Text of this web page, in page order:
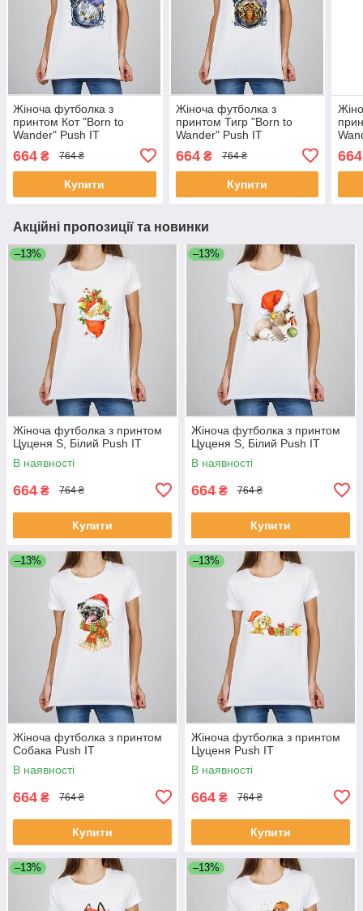
Жіноча футболка з
принтом Кот "Born to
Wander" Push IT
664 ₴ 764 ₴
Купити
Жіноча футболка з
принтом Тигр "Born to
Wander" Push IT
664₴ 764 ₴
Купити
664
Акційні пропозиції та новинки
–13%
Жіноча футболка з принтом
Цуценя S, Білий Push IT
В наявності
664 ₴ 764 ₴
Купити
–13%
Жіноча футболка з принтом
Цуценя S, Білий Push IT
В наявності
664 ₴ 764 ₴
Купити
–13%
Жіноча футболка з принтом
Собака Push IT
В наявності
664 ₴ 764 ₴
Купити
–13%
Жіноча футболка з принтом
Цуценя Push IT
В наявності
664 ₴ 764 ₴
Купити
–13% –13%